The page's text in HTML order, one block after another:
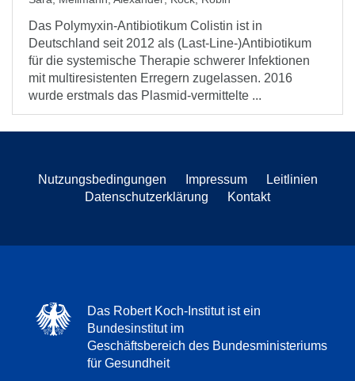
Das Polymyxin-Antibiotikum Colistin ist in
Deutschland seit 2012 als (Last-Line-)Antibiotikum
für die systemische Therapie schwerer Infektionen
mit multiresistenten Erregern zugelassen. 2016
wurde erstmals das Plasmid-vermittelte ...
Nutzungsbedingungen Impressum
Leitlinien
Datenschutzerklärung
Kontakt
Das Robert Koch-Institut ist ein
Bundesinstitut im
Geschäftsbereich des Bundesministeriums
für Gesundheit